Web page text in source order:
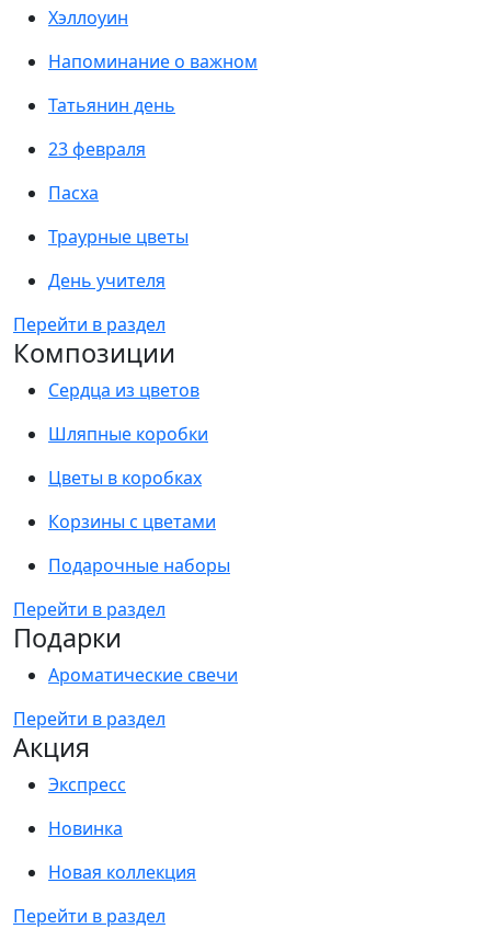
Хэллоуин
Напоминание о важном
Татьянин день
23 февраля
Пасха
Траурные цветы
День учителя
Перейти в раздел
Композиции
Сердца из цветов
Шляпные коробки
Цветы в коробках
Корзины с цветами
Подарочные наборы
Перейти в раздел
Подарки
Ароматические свечи
Перейти в раздел
Акция
Экспресс
Новинка
Новая коллекция
Перейти в раздел